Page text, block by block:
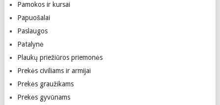
Pamokos ir kursai
Papuošalai
Paslaugos
Patalynė
Plaukų priežiūros priemonės
Prekės civiliams ir armijai
Prekės graužikams
Prekės gyvūnams